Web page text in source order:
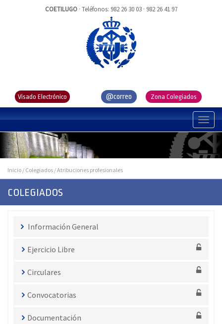
COETILUGO · Teléfonos: 982 26 30 03 · 982 26 41 97
Visado Electrónico @correo Zona Colegiados
Inicio / Colegiados / Atribuciones profesionales
COLEGIADOS
Información General
Ejercicio Libre
Circulares
Convocatorias
Documentación